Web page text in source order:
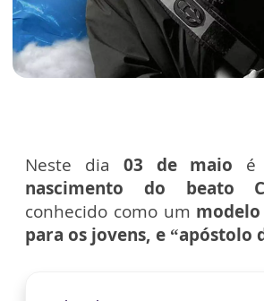
Neste dia 03 de maio é
nascimento do beato
conhecido como um
para os jovens, e “apóstolo